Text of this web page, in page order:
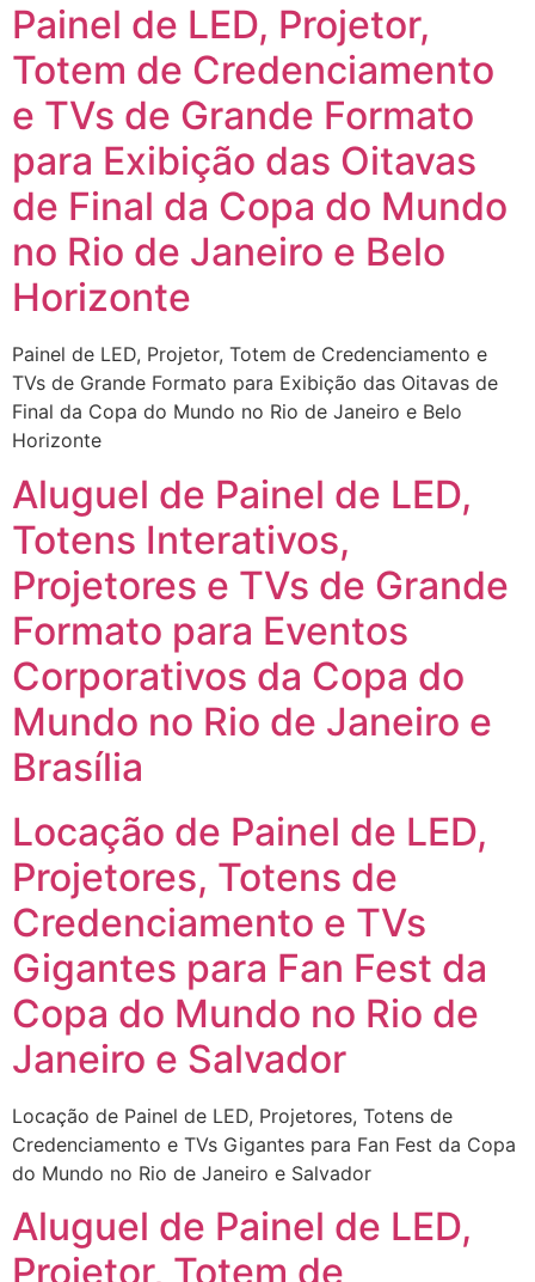
Painel de LED, Projetor,
Totem de Credenciamento
e TVs de Grande Formato
para Exibição das Oitavas
de Final da Copa do Mundo
no Rio de Janeiro e Belo
Horizonte
Painel de LED, Projetor, Totem de Credenciamento e
TVs de Grande Formato para Exibição das Oitavas de
Final da Copa do Mundo no Rio de Janeiro e Belo
Horizonte
Aluguel de Painel de LED,
Totens Interativos,
Projetores e TVs de Grande
Formato para Eventos
Corporativos da Copa do
Mundo no Rio de Janeiro e
Brasília
Locação de Painel de LED,
Projetores, Totens de
Credenciamento e TVs
Gigantes para Fan Fest da
Copa do Mundo no Rio de
Janeiro e Salvador
Locação de Painel de LED, Projetores, Totens de
Credenciamento e TVs Gigantes para Fan Fest da Copa
do Mundo no Rio de Janeiro e Salvador
Aluguel de Painel de LED,
Projetor, Totem de